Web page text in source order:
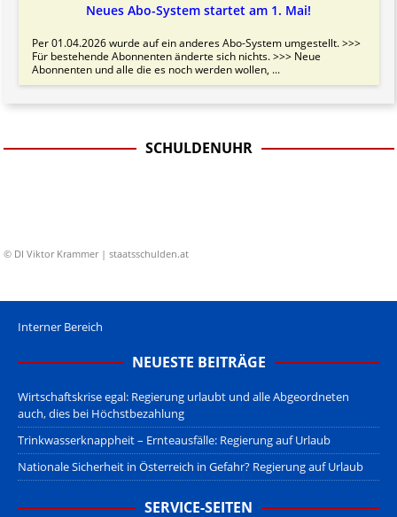
Neues Abo-System startet am 1. Mai!
Per 01.04.2026 wurde auf ein anderes Abo-System umgestellt. >>>
Für bestehende Abonnenten änderte sich nichts. >>> Neue
Abonnenten und alle die es noch werden wollen, ...
SCHULDENUHR
© DI Viktor Krammer | staatsschulden.at
Interner Bereich
NEUESTE BEITRÄGE
Wirtschaftskrise egal: Regierung urlaubt und alle Abgeordneten
auch, dies bei Höchstbezahlung
Trinkwasserknappheit – Ernteausfälle: Regierung auf Urlaub
Nationale Sicherheit in Österreich in Gefahr? Regierung auf Urlaub
SERVICE-SEITEN